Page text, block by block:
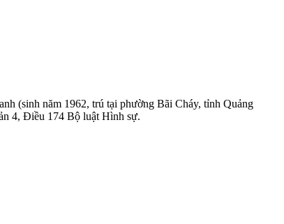
(sinh năm 1962, trú tại phường Bãi Cháy, tỉnh Quảng
4, Điều 174 Bộ luật Hình sự.